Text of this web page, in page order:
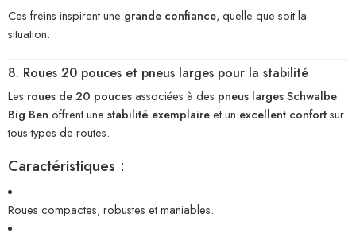
Ces freins inspirent une grande confiance, quelle que soit la
situation.
8. Roues 20 pouces et pneus larges pour la stabilité
Les roues de 20 poucesassociées à des pneus larges Schwalbe
Big Ben offrent une stabilité exemplaireet un excellent confortsur
tous types de routes.
Caractéristiques :
Roues compactes, robustes et maniables.